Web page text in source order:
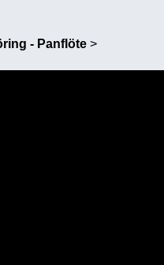
- Panflöte >